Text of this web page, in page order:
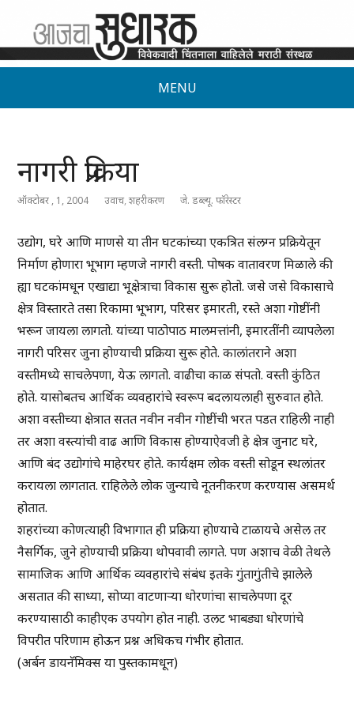
MENU
नागरी प्रक्रिया
ऑक्टोबर , 1, 2004 उवाच,शहरीकरण जे. डब्ल्यू. फॉरेस्टर
उद्योग, घरे आणि माणसे या तीन घटकांच्या एकत्रित संलग्न प्रक्रियेतून
निर्माण होणारा भूभाग म्हणजे नागरी वस्ती. पोषक वातावरण मिळाले की
ह्या घटकांमधून एखाद्या भूक्षेत्राचा विकास सुरू होतो. जसे जसे विकासाचे
क्षेत्र विस्तारते तसा रिकामा भूभाग, परिसर इमारती, रस्ते अशा गोष्टींनी
भरून जायला लागतो. यांच्या पाठोपाठ मालमत्तांनी, इमारतींनी व्यापलेला
नागरी परिसर जुना होण्याची प्रक्रिया सुरू होते. कालांतराने अशा
वस्तीमध्ये साचलेपणा, येऊ लागतो. वाढीचा काळ संपतो. वस्ती कुंठित
होते. यासोबतच आर्थिक व्यवहारांचे स्वरूप बदलायलाही सुरुवात होते.
अशा वस्तीच्या क्षेत्रात सतत नवीन नवीन गोष्टींची भरत पडत राहिली नाही
तर अशा वस्त्यांची वाढ आणि विकास होण्याऐवजी हे क्षेत्र जुनाट घरे,
आणि बंद उद्योगांचे माहेरघर होते. कार्यक्षम लोक वस्ती सोडून स्थलांतर
करायला लागतात. राहिलेले लोक जुन्याचे नूतनीकरण करण्यास असमर्थ
होतात.
शहरांच्या कोणत्याही विभागात ही प्रक्रिया होण्याचे टाळायचे असेल तर
नैसर्गिक, जुने होण्याची प्रक्रिया थोपवावी लागते. पण अशाच वेळी तेथले
सामाजिक आणि आर्थिक व्यवहारांचे संबंध इतके गुंतागुंतीचे झालेले
असतात की साध्या, सोप्या वाटणाऱ्या धोरणांचा साचलेपणा दूर
करण्यासाठी काहीएक उपयोग होत नाही. उलट भाबड्या धोरणांचे
विपरीत परिणाम होऊन प्रश्न अधिकच गंभीर होतात.
(अर्बन डायनॅमिक्स या पुस्तकामधून)